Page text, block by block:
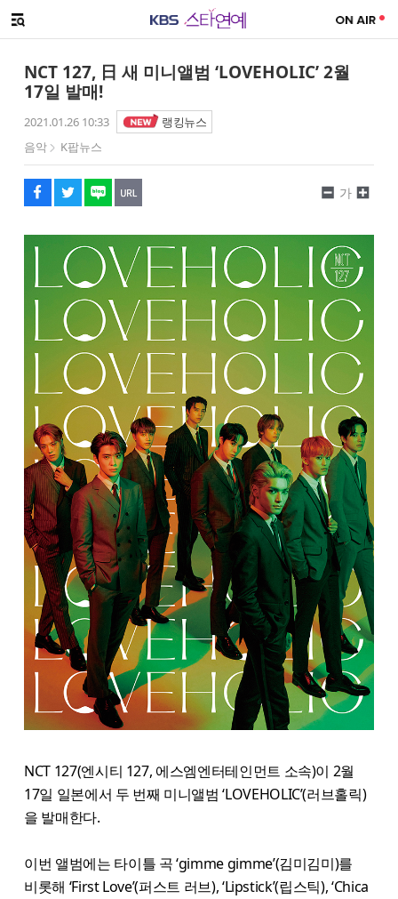
메뉴 열기
NCT 127, 日 새 미니앨범 ‘LOVEHOLIC’ 2월
17일 발매!
2021.01.26 10:33
랭킹뉴스
음악
K팝뉴스
페이스북
트위터
네이버
URL복사
글씨 작게보기
가
글씨 크게보기
NCT 127(엔시티 127, 에스엠엔터테인먼트 소속)이 2월
17일 일본에서 두 번째 미니앨범 ‘LOVEHOLIC’(러브홀릭)
을 발매한다.
이번 앨범에는 타이틀 곡 ‘gimme gimme’(김미김미)를
비롯해 ‘First Love’(퍼스트 러브), ‘Lipstick’(립스틱), ‘Chica
해시태그